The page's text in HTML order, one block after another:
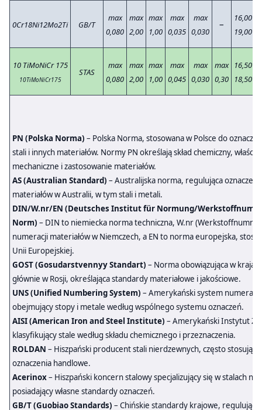
0Cr18Ni12Mo2Ti GB/T
max
0,080
max
2,00
max
1,00
max
0,035
max
0,030
–
16,00
19,00
10 TiMoNiCr 175
10TiMoNiCr175
STAS
max
0,080
max
2,00
max
1,00
max
0,045
max
0,030
max
0,30
16,50
18,50
PN (Polska Norma) – Polska Norma, stosowana w Polsce do
stali i innych materiałów. Normy PN określają skład chemiczny,
mechaniczne i zastosowanie materiałów.
AS (Australian Standard) – Australijska norma, regulująca
materiałów w Australii, w tym stali i metali.
DIN/W.nr/EN (Deutsches Institut für Normung/
Norm) – DIN to niemiecka norma techniczna, W.nr
numeracji materiałów w Niemczech, a EN to norma europejska,
Unii Europejskiej.
GOST (Gosudarstvennyy Standart) – Norma obowiązująca w
głównie w Rosji, określająca standardy materiałowe i jakościowe.
UNS (Unified Numbering System) – Amerykański system
obejmujący stopy i metale według wspólnego systemu oznaczeń.
AISI (American Iron and Steel Institute) – Amerykański Instytut
klasyfikujący stale według składu chemicznego i przeznaczenia.
ROLDAN – Hiszpański producent stali nierdzewnych, często stosujący
oznaczenia handlowe.
Acerinox– Hiszpański koncern stalowy specjalizujący się w stalach
posiadający własne standardy oznaczeń.
GB/T (Guobiao Standards) – Chińskie standardy krajowe, regulujące